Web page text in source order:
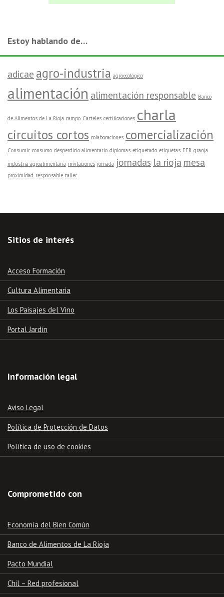
Estoy hablando de…
adicae agro-industria agroecológico
alimentación alimentación responsable Banco
de Alimentos de La Rioja campo Carteles certificaciones charla
circuitos cortos colaboraciones comercialización
Consumir consumo desperdicio alimentario diplomas etiquetado etiquetas FER granja
industria agroalimentaria invitaciones jornada jornadas la rioja mesa
proximidad responsable taller
Sitios de interés
Acceso Formación
Cultura Alimentaria
Los Paisajes del Vino
Portal Jardín
Información legal
Aviso Legal
Política de Protección de Datos
Política de uso de cookies
Comprometido con
Economía del Bien Común
Banco de Alimentos de La Rioja
Pacto Mundial
Chil – Red profesional